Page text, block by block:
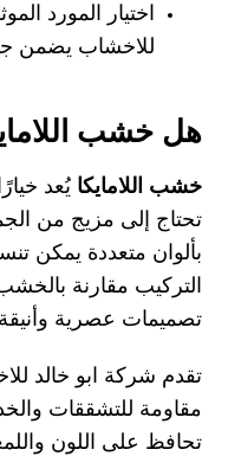
اختيار المورد
للاخشاب يضمن
هل خشب
خشب اللامايكا يُعد
تحتاج إلى مزيج من
بألوان متعددة يمكن
التركيب مقارنة
تصميمات عصرية
تقدم شركة ابو خالد
مقاومة للتشققات
تحافظ على اللون